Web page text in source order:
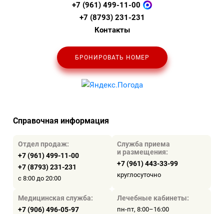
+7 (961) 499-11-00
+7 (8793) 231-231
Контакты
БРОНИРОВАТЬ НОМЕР
Справочная информация
Отдел продаж:
+7 (961) 499-11-00
+7 (8793) 231-231
с 8:00 до 20:00
Служба приема
и размещения:
+7 (961) 443-33-99
круглосуточно
Медицинская служба:
+7 (906) 496-05-97
Лечебные кабинеты:
пн-пт, 8:00–16:00